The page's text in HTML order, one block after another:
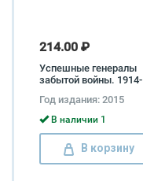
214.00 ₽
Успешные генералы
забытой войны. 1914-
Год издания: 2015
В наличии 1
В корзину